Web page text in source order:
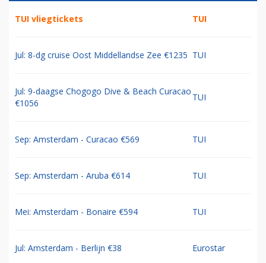
TUI vliegtickets TUI
Jul: 8-dg cruise Oost Middellandse Zee €1235 TUI
Jul: 9-daagse Chogogo Dive & Beach Curacao
€1056
TUI
Sep: Amsterdam - Curacao €569 TUI
Sep: Amsterdam - Aruba €614 TUI
Mei: Amsterdam - Bonaire €594 TUI
Jul: Amsterdam - Berlijn €38 Eurostar